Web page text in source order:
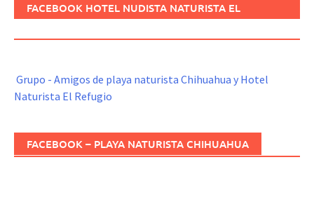
FACEBOOK HOTEL NUDISTA NATURISTA EL
Grupo - Amigos de playa naturista Chihuahua y Hotel
Naturista El Refugio
FACEBOOK – PLAYA NATURISTA CHIHUAHUA